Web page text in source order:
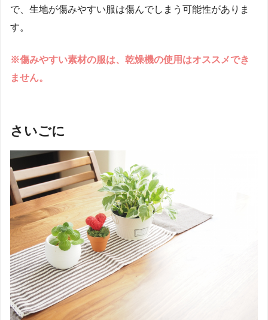
で、生地が傷みやすい服は傷んでしまう可能性がありま
す。
※傷みやすい素材の服は、乾燥機の使用はオススメでき
ません。
さいごに